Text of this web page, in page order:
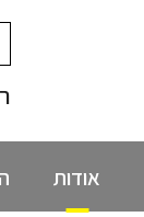
אודות